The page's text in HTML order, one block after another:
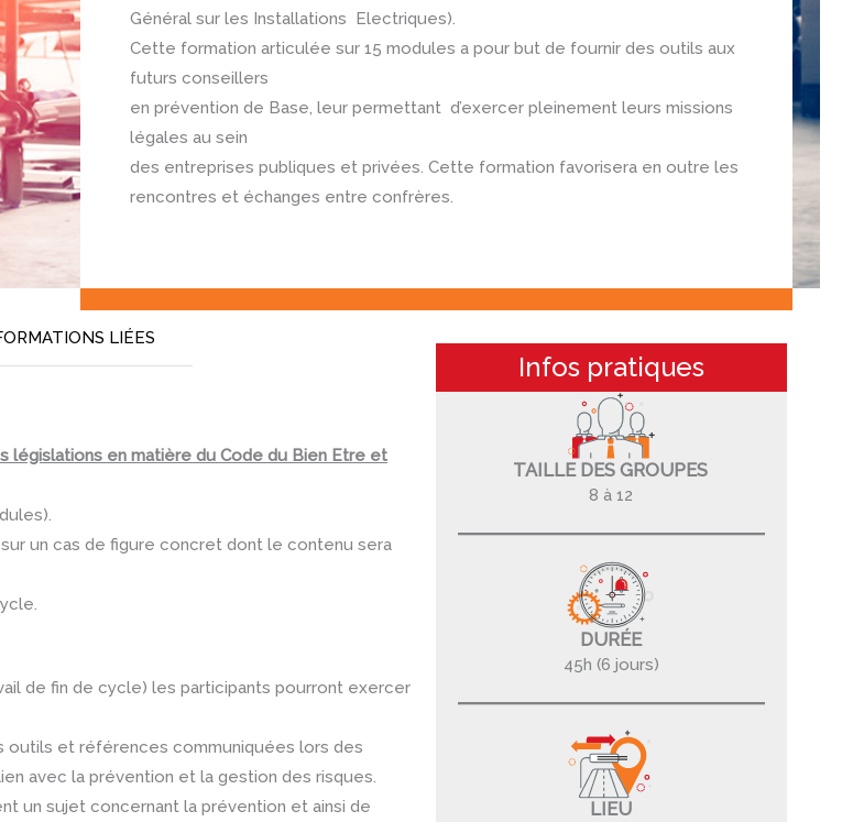
Général sur les Installations Electriques).
Cette formation articulée sur 15 modules a pour but de fournir des outils aux
futurs conseillers
en prévention de Base, leur permettant d’exercer pleinement leurs missions
légales au sein
des entreprises publiques et privées. Cette formation favorisera en outre les
rencontres et échanges entre confrères.
LIÉES
en matière du Code du Bien Etre et
un cas de figure concret dont le contenu sera
de fin de cycle) les participants pourront exercer
outils et références communiquées lors des
avec la prévention et la gestion des risques.
un sujet concernant la prévention et ainsi de
Infos pratiques
TAILLE DES GROUPES
8 à 12
DURÉE
45h (6 jours)
LIEU